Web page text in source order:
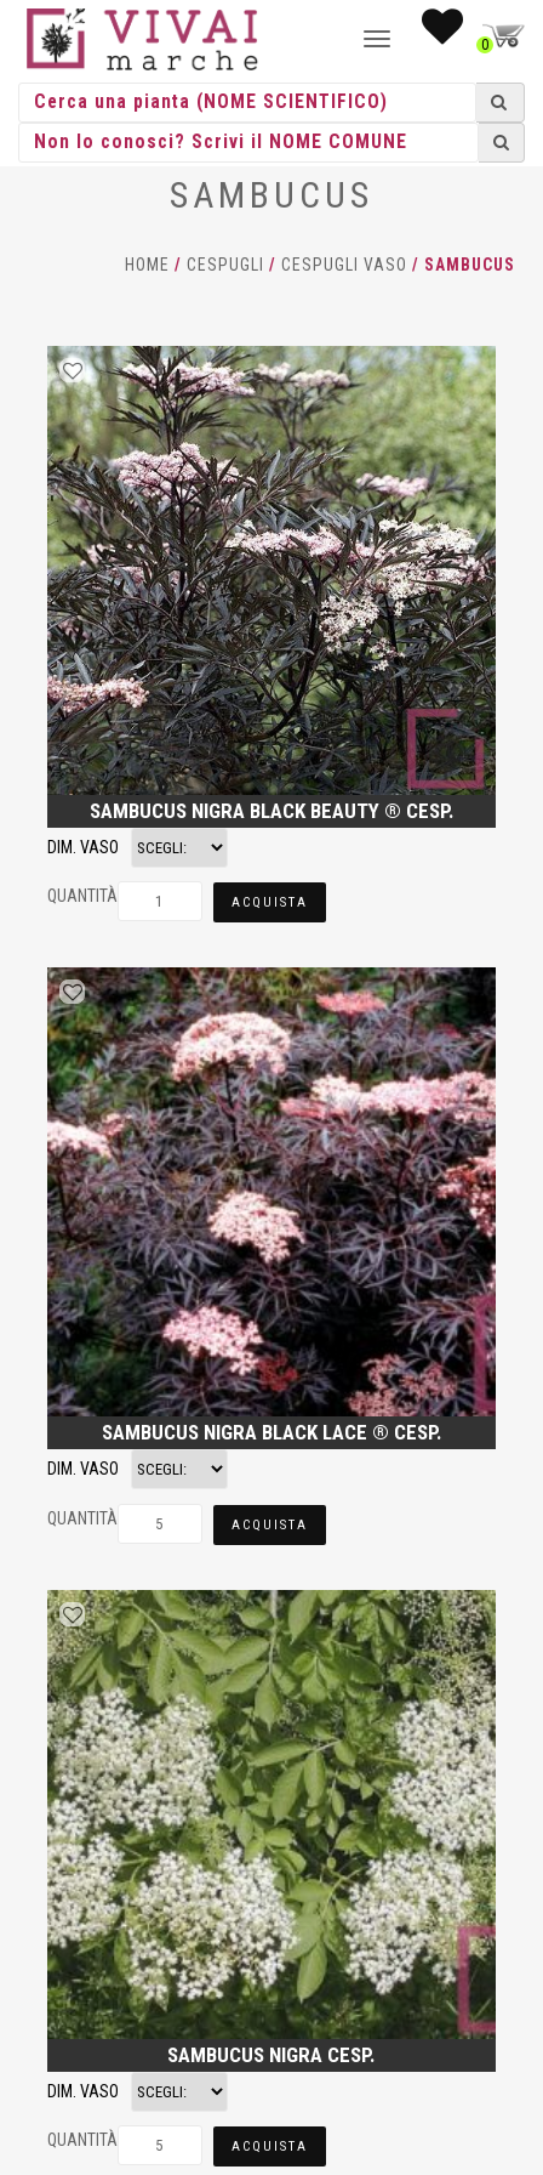
NAVIGAZIONE0
SAMBUCUS
HOME / CESPUGLI / CESPUGLI VASO / SAMBUCUS
SAMBUCUS NIGRA BLACK BEAUTY ® CESP.
DIM. VASO
QUANTITÀ ACQUISTA
SAMBUCUS NIGRA BLACK LACE ® CESP.
DIM. VASO
QUANTITÀ ACQUISTA
SAMBUCUS NIGRA CESP.
DIM. VASO
QUANTITÀ ACQUISTA